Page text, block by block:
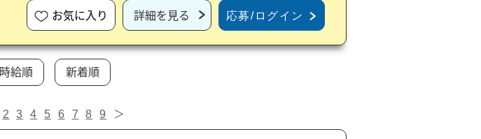
お気に入り 詳細を見る 応募/ログイン
時給順 新着順
2 3 4 5 6 7 8 9 ＞